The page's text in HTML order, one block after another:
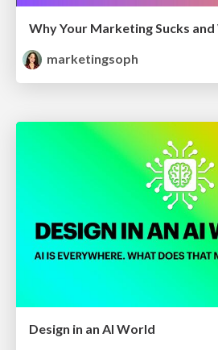
marketingsoph
Design in an AI World